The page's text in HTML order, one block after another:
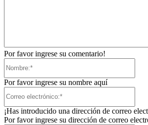
Por favor ingrese su comentario!
Por favor ingrese su nombre aquí
¡Has introducido una dirección de correo
Por favor ingrese su dirección de correo